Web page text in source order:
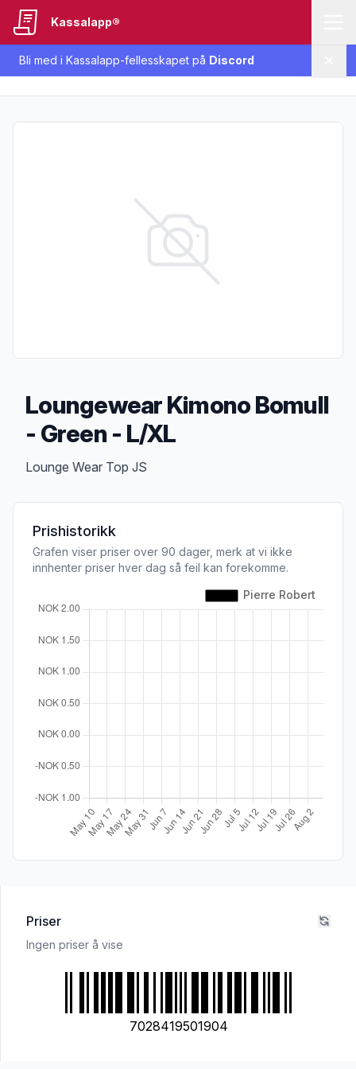
Bli med i Kassalapp-fellesskapet på Discord
Kassalapp®
Loungewear Kimono Bomull
- Green - L/XL
Produktbeskrivelse
Lounge Wear Top JS
Prishistorikk
Grafen viser priser over 90 dager, merk at vi ikke
innhenter priser hver dag så feil kan forekomme.
Priser
Ingen priser å vise
7028419501904